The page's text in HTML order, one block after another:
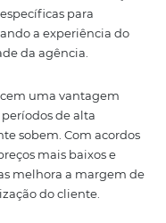
entre agências e
aéreas, que
no setor B2B,
econômicas e
e hospedagem.
agências podem